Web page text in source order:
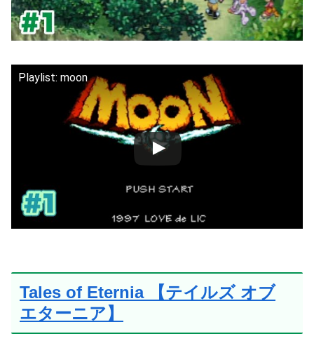
Playlist: moon
Tales of Eternia 【テイルズ オブ
エターニア】